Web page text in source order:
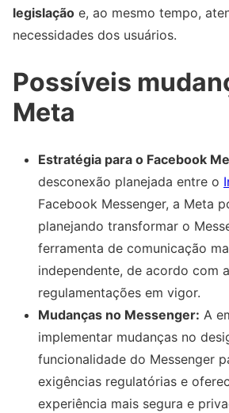
legislação e, ao mesmo tempo,
necessidades dos usuários.
Possíveis
Meta
Estratégia para o Facebook
desconexão planejada entre o
Facebook Messenger, a Meta
planejando transformar o
ferramenta de comunicação
independente, de acordo com
regulamentações em vigor.
Mudanças no Messenger: A
implementar mudanças no
funcionalidade do Messenger
exigências regulatórias e
experiência mais segura e